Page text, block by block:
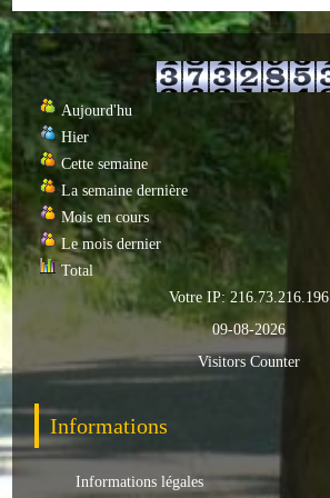
Autres
ENTREPRISES
L'agriculture
Capitale du chrysanthème
Nos entreprises
Industries
Commerces
Hotels/Restaurants
Aujourd'hu
Hier
Cette semaine
La semaine dernière
Mois en cours
Le mois dernier
Total
Votre IP: 216.73.216.196
09-08-2026
Visitors Counter
Informations
Informations légales